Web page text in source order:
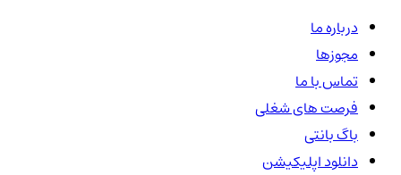
درباره ما
مجوزها
تماس با ما
فرصت های شغلی
باگ بانتی
دانلود اپلیکیشن